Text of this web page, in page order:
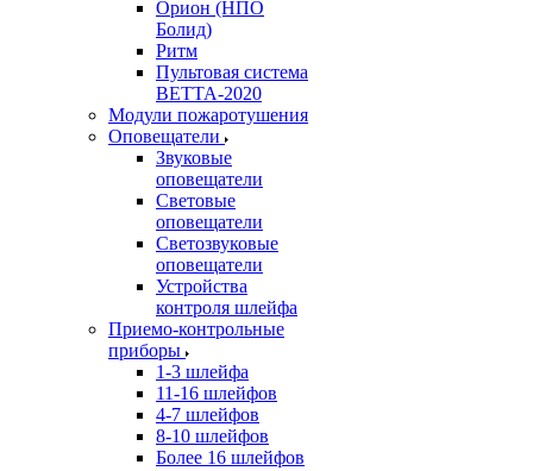
Орион (НПО
Болид)
Ритм
Пультовая система
ВЕТТА-2020
Модули пожаротушения
Оповещатели
Звуковые
оповещатели
Световые
оповещатели
Светозвуковые
оповещатели
Устройства
контроля шлейфа
Приемо-контрольные
приборы
1-3 шлейфа
11-16 шлейфов
4-7 шлейфов
8-10 шлейфов
Более 16 шлейфов